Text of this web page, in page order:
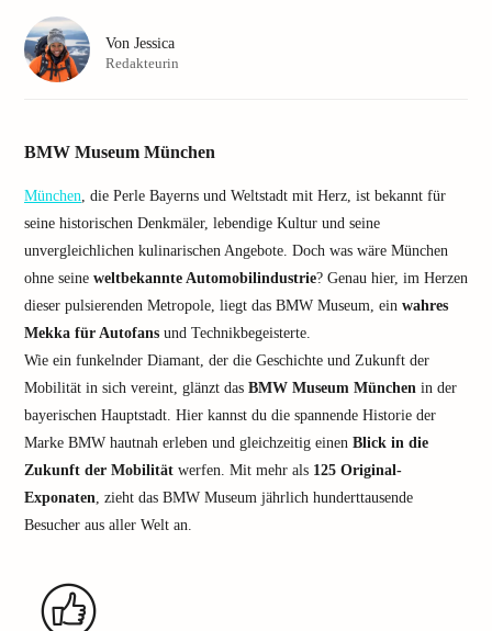
BMW Museum München
München, die Perle Bayerns und Weltstadt mit Herz, ist bekannt für
seine historischen Denkmäler, lebendige Kultur und seine
unvergleichlichen kulinarischen Angebote. Doch was wäre München
ohne seine weltbekannte Automobilindustrie? Genau hier, im Herzen
dieser pulsierenden Metropole, liegt das BMW Museum, ein wahres
Mekka für Autofans und Technikbegeisterte.
Wie ein funkelnder Diamant, der die Geschichte und Zukunft der
Mobilität in sich vereint, glänzt das BMW Museum München in der
bayerischen Hauptstadt. Hier kannst du die spannende Historie der
Marke BMW hautnah erleben und gleichzeitig einen Blick in die
Zukunft der Mobilität werfen. Mit mehr als 125 Original-
Exponaten, zieht das BMW Museum jährlich hunderttausende
Besucher aus aller Welt an.
Von Jessica
Redakteurin